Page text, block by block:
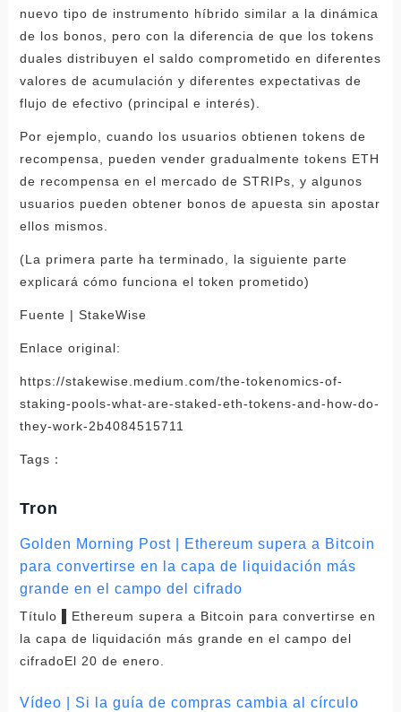
nuevo tipo de instrumento híbrido similar a la dinámica
de los bonos, pero con la diferencia de que los tokens
duales distribuyen el saldo comprometido en diferentes
valores de acumulación y diferentes expectativas de
flujo de efectivo (principal e interés).
Por ejemplo, cuando los usuarios obtienen tokens de
recompensa, pueden vender gradualmente tokens ETH
de recompensa en el mercado de STRIPs, y algunos
usuarios pueden obtener bonos de apuesta sin apostar
ellos mismos.
(La primera parte ha terminado, la siguiente parte
explicará cómo funciona el token prometido)
Fuente | StakeWise
Enlace original:
https://stakewise.medium.com/the-tokenomics-of-
staking-pools-what-are-staked-eth-tokens-and-how-do-
they-work-2b4084515711
Tags：
Tron
Golden Morning Post | Ethereum supera a Bitcoin
para convertirse en la capa de liquidación más
grande en el campo del cifrado
Título ▌Ethereum supera a Bitcoin para convertirse en
la capa de liquidación más grande en el campo del
cifradoEl 20 de enero.
Vídeo | Si la guía de compras cambia al círculo